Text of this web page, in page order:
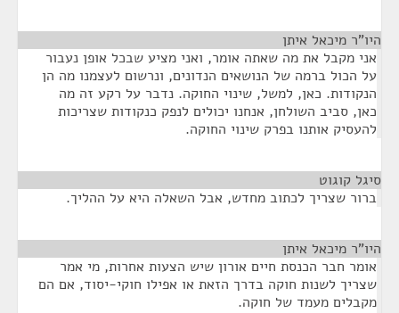
היו"ר מיכאל איתן
אני מקבל את מה שאתה אומר, ואני מציע שבכל אופן נעבור
על הכול ברמה של הנושאים הנדונים, ונרשום לעצמנו מה הן
הנקודות. כאן, למשל, שינוי החוקה. נדבר על רקע זה מה
כאן, סביב השולחן, אנחנו יכולים לנפק כנקודות שצריכות
להעסיק אותנו בפרק שינוי החוקה.
סיגל קוגוט
ברור שצריך לכתוב מחדש, אבל השאלה היא על ההליך.
היו"ר מיכאל איתן
אומר חבר הכנסת חיים אורון שיש הצעות אחרות, מי אמר
שצריך לשנות חוקה בדרך הזאת או אפילו חוקי-יסוד, אם הם
מקבלים מעמד של חוקה.